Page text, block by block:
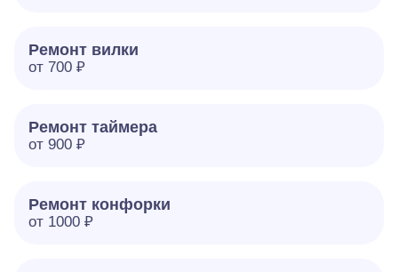
Ремонт вилки
от 700 ₽
Ремонт таймера
от 900 ₽
Ремонт конфорки
от 1000 ₽